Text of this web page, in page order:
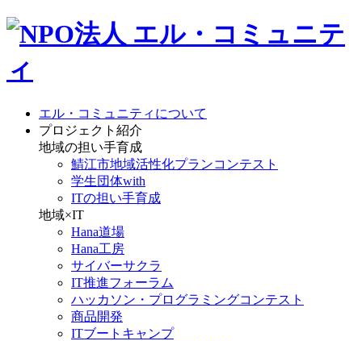
エル・コミュニティについて
プロジェクト紹介
地域の担い手育成
鯖江市地域活性化プランコンテスト
学生団体with
ITの担い手育成
地域×IT
Hana道場
Hana工房
サイバーサクラ
IT推進フォーラム
ハッカソン・プログラミングコンテスト
商品開発
ITブートキャンプ